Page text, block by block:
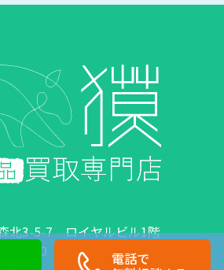
電話で
北3-5-7 ロイヤルビル1階
18:00 定休日：日曜日・祝日